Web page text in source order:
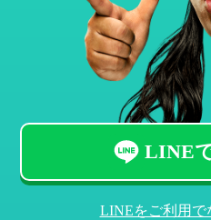
LINE
LINEをご利用で